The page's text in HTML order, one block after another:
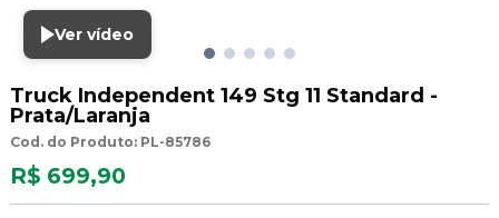
Ver vídeo
Truck Independent 149 Stg 11 Standard -
Prata/Laranja
Cod. do Produto: PL-85786
R$ 699,90